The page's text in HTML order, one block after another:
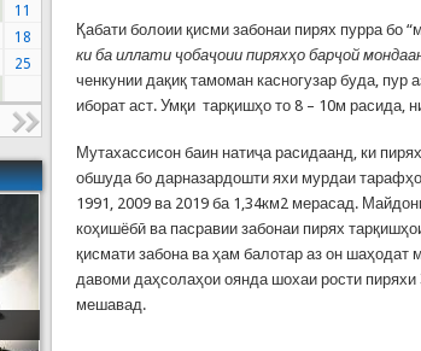
Қабати болоии қисми забонаи пирях пурра бо
ки ба иллати ҷобаҷоии пиряхҳо барҷой
ченкунии дақиқ тамоман касногузар буда,
иборат аст. Умқи тарқишҳо то 8 – 10м расида,
Мутахассисон баин натиҷа расидаанд, ки
обшуда бо дарназардошти яхи мурдаи
1991, 2009 ва 2019 ба 1,34км2 мерасад.
коҳишёбӣ ва пасравии забонаи пирях
қисмати забона ва ҳам балотар аз он
давоми даҳсолаҳои оянда шохаи рости
мешавад.
11
18
25